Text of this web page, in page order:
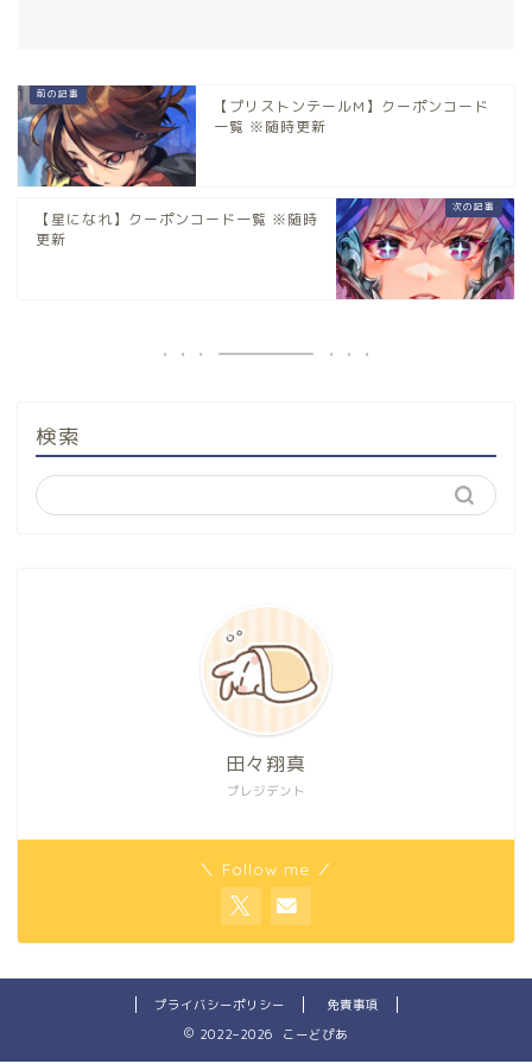
【プリストンテールM】クーポンコード
一覧 ※随時更新
【星になれ】クーポンコード一覧 ※随時
更新
検索
プレジデント
田々翔真
＼ Follow me ／
プライバシーポリシー
免責事項
2022–2026 こーどぴあ